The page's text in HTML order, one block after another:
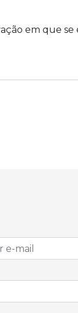
em que se